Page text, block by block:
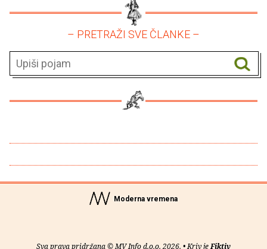
– PRETRAŽI SVE ČLANKE –
Moderna vremena
Sva prava pridržana © MV Info d.o.o. 2026. • Kriv jeFiktiv